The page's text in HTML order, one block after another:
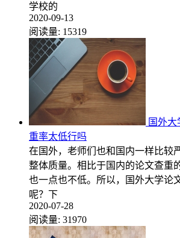
学校的
2020-09-13
阅读量: 15319
国外
重率太低行吗
在国外，老师们也和国内一样比较
整体质量。相比于国内的论文查重
也一点也不低。所以，国外大学论
呢？下
2020-07-28
阅读量: 31970